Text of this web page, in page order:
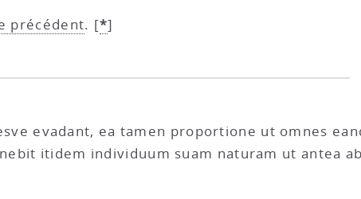
précédent. [*]
evadant, ea tamen proportione ut omnes
itidem individuum suam naturam ut antea